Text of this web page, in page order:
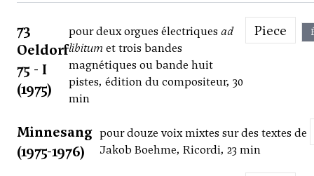
73
Oeldorf
75 - I
(1975)
pour deux orgues électriques ad
libitum et trois bandes
magnétiques ou bande huit
pistes, édition du compositeur, 30
min
Piece
Minnesang
(1975-1976)
pour douze voix mixtes sur des textes de
Jakob Boehme, Ricordi, 23 min